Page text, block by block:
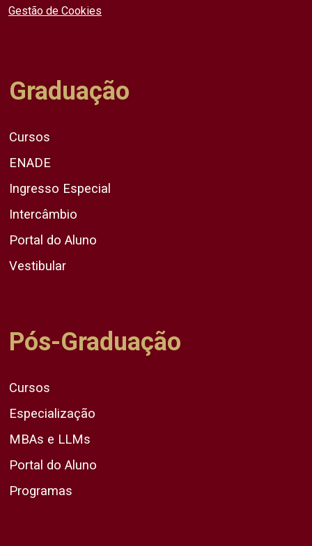
Gestão de Cookies
Graduação
Cursos
ENADE
Ingresso Especial
Intercâmbio
Portal do Aluno
Vestibular
Pós-Graduação
Cursos
Especialização
MBAs e LLMs
Portal do Aluno
Programas